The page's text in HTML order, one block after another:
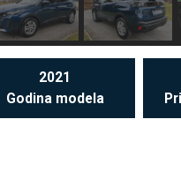
2021
Godina modela